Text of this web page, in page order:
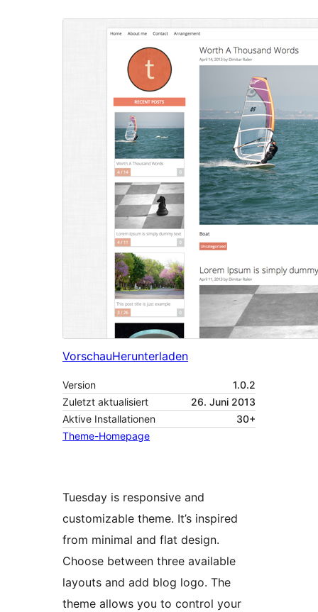
VorschauHerunterladen
Version
1.0.2
Zuletzt aktualisiert
26. Juni 2013
Aktive Installationen
30+
Theme-Homepage
Tuesday is responsive and
customizable theme. It’s inspired
from minimal and flat design.
Choose between three available
layouts and add blog logo. The
theme allows you to control your